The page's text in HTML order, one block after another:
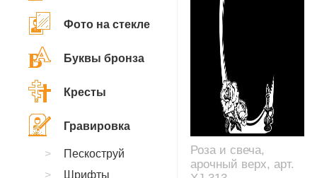
Роза и свеча,
арочный верх, арт.
Фото на стекле
Буквы бронза
Кресты
Гравировка
Пескоструй
Шрифты